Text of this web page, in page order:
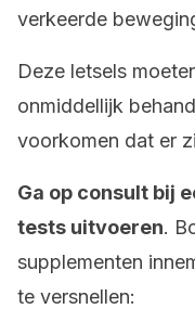
verkeerde
Deze letsels
onmiddellijk
voorkomen dat er
Ga op consult bij
tests uitvoeren.
supplementen
te versnellen: